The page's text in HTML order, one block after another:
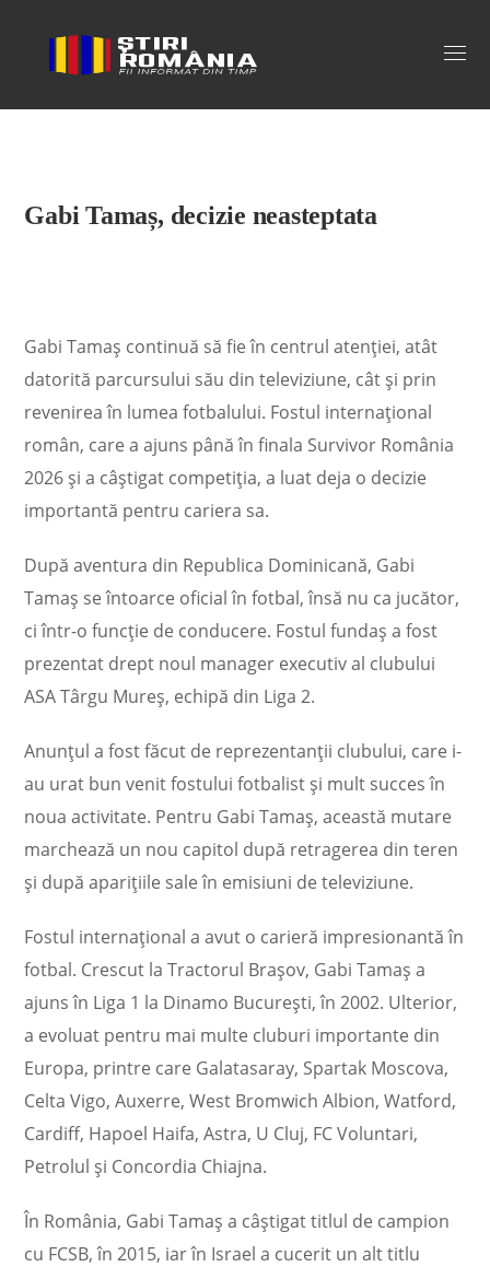
Stiri Romania
Gabi Tamaș, decizie neasteptata
Gabi Tamaș continuă să fie în centrul atenției, atât
datorită parcursului său din televiziune, cât și prin
revenirea în lumea fotbalului. Fostul internațional
român, care a ajuns până în finala Survivor România
2026 și a câștigat competiția, a luat deja o decizie
importantă pentru cariera sa.
După aventura din Republica Dominicană, Gabi
Tamaș se întoarce oficial în fotbal, însă nu ca jucător,
ci într-o funcție de conducere. Fostul fundaș a fost
prezentat drept noul manager executiv al clubului
ASA Târgu Mureș, echipă din Liga 2.
Anunțul a fost făcut de reprezentanții clubului, care i-
au urat bun venit fostului fotbalist și mult succes în
noua activitate. Pentru Gabi Tamaș, această mutare
marchează un nou capitol după retragerea din teren
și după aparițiile sale în emisiuni de televiziune.
Fostul internațional a avut o carieră impresionantă în
fotbal. Crescut la Tractorul Brașov, Gabi Tamaș a
ajuns în Liga 1 la Dinamo București, în 2002. Ulterior,
a evoluat pentru mai multe cluburi importante din
Europa, printre care Galatasaray, Spartak Moscova,
Celta Vigo, Auxerre, West Bromwich Albion, Watford,
Cardiff, Hapoel Haifa, Astra, U Cluj, FC Voluntari,
Petrolul și Concordia Chiajna.
În România, Gabi Tamaș a câștigat titlul de campion
cu FCSB, în 2015, iar în Israel a cucerit un alt titlu